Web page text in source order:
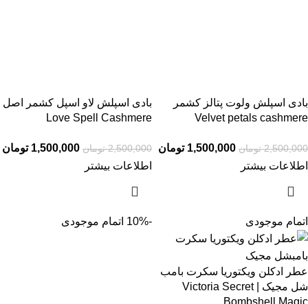
بادی اسپلش ولوت پتالز کشمر
Velvet petals cashmere
2,500,000 تومان 1,500,000 تومان
اطلاعات بیشتر
بادی اسپلش لاو اسپل کشمر اصل
Love Spell Cashmere
2,500,000 تومان 1,500,000 تومان
اطلاعات بیشتر
اتمام موجودی
عطر ادکلن ویکتوریا سکرت بامب
شل مجیک | Victoria Secret
Bombshell Magic
-10% اتمام موجودی